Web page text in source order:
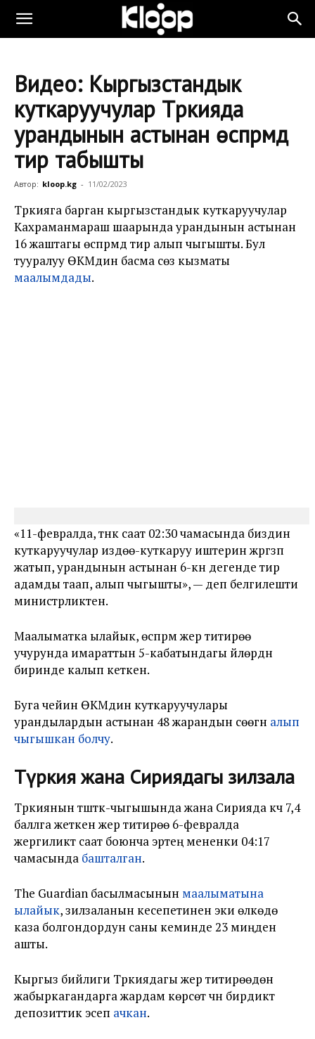
Видео: Кыргызстандык
куткаруучулар Түркияда
урандынын астынан өспүрүмдү
тирүү табышты
Автор: kloop.kg - 11/02/2023
Түркияга барган кыргызстандык куткаруучулар
Кахраманмараш шаарында урандынын астынан
16 жаштагы өспүрүмдү тирүү алып чыгышты. Бул
тууралуу ӨКМдин басма сөз кызматы
маалымдады.
«11-февралда, түнкү саат 02:30 чамасында биздин
куткаруучулар издөө-куткаруу иштерин жүргүзүп
жатып, урандынын астынан 6-күнү дегенде тирүү
адамды таап, алып чыгышты», — деп белгилешти
министрликтен.
Маалыматка ылайык, өспүрүм жер титирөө
учурунда имараттын 5-кабатындагы үйлөрдүн
биринде калып кеткен.
Буга чейин ӨКМдин куткаруучулары
урандылардын астынан 48 жарандын сөөгүн алып
чыгышкан болчу.
Түркия жана Сириядагы зилзала
Түркиянын түштүк-чыгышында жана Сирияда күчү 7,4
баллга жеткен жер титирөө 6-февралда
жергиликтүү саат боюнча эртең мененки 04:17
чамасында башталган.
The Guardian басылмасынын маалыматына
ылайык, зилзаланын кесепетинен эки өлкөдө
каза болгондордун саны кеминде 23 миңден
ашты.
Кыргыз бийлиги Түркиядагы жер титирөөдөн
жабыркагандарга жардам көрсөтүү үчүн бирдиктүү
депозиттик эсеп ачкан.